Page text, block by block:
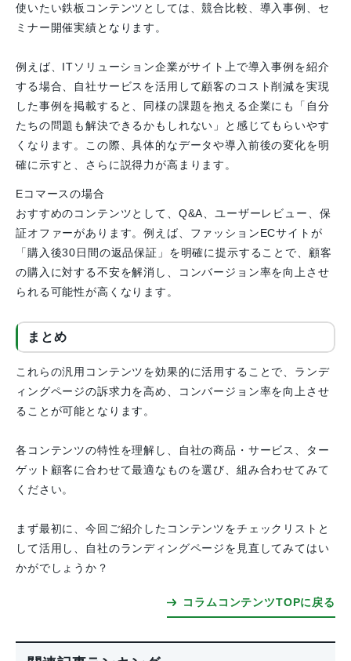
使いたい鉄板コンテンツとしては、競合比較、導入事例、セ
ミナー開催実績となります。
例えば、ITソリューション企業がサイト上で導入事例を紹介
する場合、自社サービスを活用して顧客のコスト削減を実現
した事例を掲載すると、同様の課題を抱える企業にも「自分
たちの問題も解決できるかもしれない」と感じてもらいやす
くなります。この際、具体的なデータや導入前後の変化を明
確に示すと、さらに説得力が高まります。
Eコマースの場合
おすすめのコンテンツとして、Q&A、ユーザーレビュー、保
証オファーがあります。例えば、ファッションECサイトが
「購入後30日間の返品保証」を明確に提示することで、顧客
の購入に対する不安を解消し、コンバージョン率を向上させ
られる可能性が高くなります。
まとめ
これらの汎用コンテンツを効果的に活用することで、ランデ
ィングページの訴求力を高め、コンバージョン率を向上させ
ることが可能となります。
各コンテンツの特性を理解し、自社の商品・サービス、ター
ゲット顧客に合わせて最適なものを選び、組み合わせてみて
ください。
まず最初に、今回ご紹介したコンテンツをチェックリストと
して活用し、自社のランディングページを見直してみてはい
かがでしょうか？
コラムコンテンツTOPに戻る